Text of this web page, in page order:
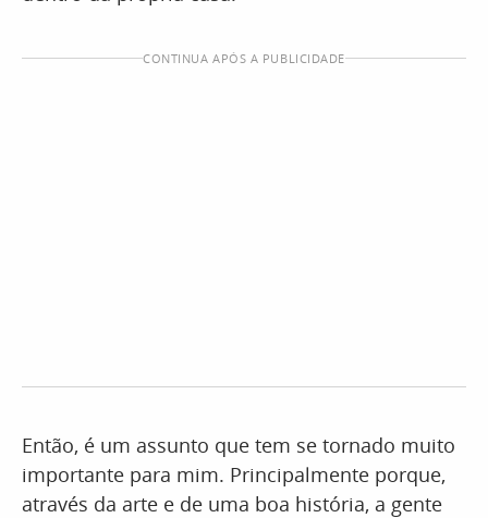
CONTINUA APÓS A PUBLICIDADE
Então, é um assunto que tem se tornado muito
importante para mim. Principalmente porque,
através da arte e de uma boa história, a gente